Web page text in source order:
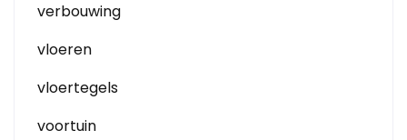
verbouwing
vloeren
vloertegels
voortuin